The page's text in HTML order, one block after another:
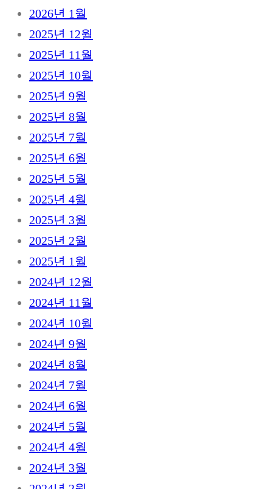
2026년 1월
2025년 12월
2025년 11월
2025년 10월
2025년 9월
2025년 8월
2025년 7월
2025년 6월
2025년 5월
2025년 4월
2025년 3월
2025년 2월
2025년 1월
2024년 12월
2024년 11월
2024년 10월
2024년 9월
2024년 8월
2024년 7월
2024년 6월
2024년 5월
2024년 4월
2024년 3월